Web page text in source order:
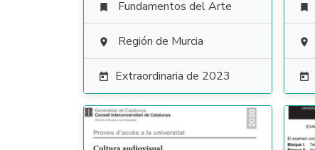
 Fundamentos del Arte
 Región de Murcia
 Extraordinaria de 2023


